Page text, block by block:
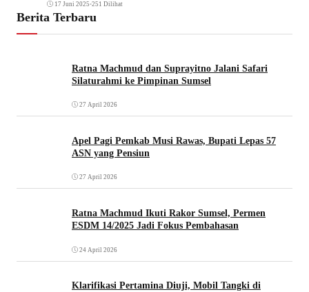
17 Juni 2025 •251 Dilihat
Berita Terbaru
Ratna Machmud dan Suprayitno Jalani Safari
Silaturahmi ke Pimpinan Sumsel
27 April 2026
Apel Pagi Pemkab Musi Rawas, Bupati Lepas 57
ASN yang Pensiun
27 April 2026
Ratna Machmud Ikuti Rakor Sumsel, Permen
ESDM 14/2025 Jadi Fokus Pembahasan
24 April 2026
Klarifikasi Pertamina Diuji, Mobil Tangki di